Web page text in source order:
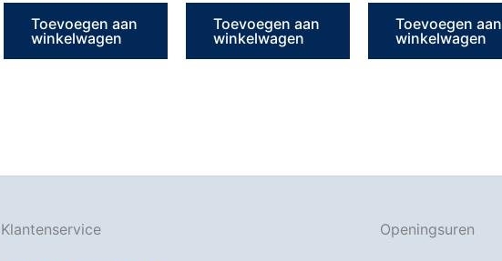
Toevoegen aan
winkelwagen
Toevoegen aan
winkelwagen
Toevoegen aan
winkelwagen
Klantenservice Openingsuren